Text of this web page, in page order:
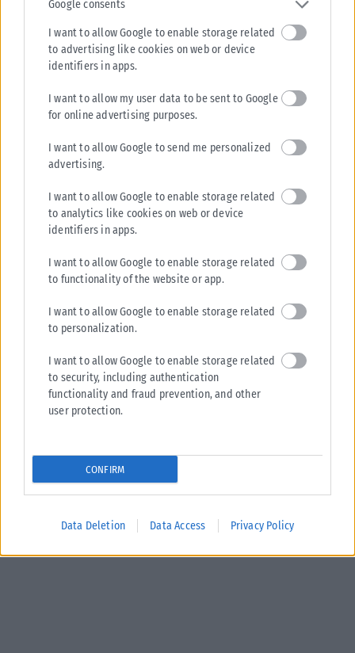
Google consents
I want to allow Google to enable storage related
to advertising like cookies on web or device
identifiers in apps.
I want to allow my user data to be sent to Google
for online advertising purposes.
I want to allow Google to send me personalized
advertising.
I want to allow Google to enable storage related
to analytics like cookies on web or device
identifiers in apps.
I want to allow Google to enable storage related
to functionality of the website or app.
I want to allow Google to enable storage related
to personalization.
I want to allow Google to enable storage related
to security, including authentication
functionality and fraud prevention, and other
user protection.
CONFIRM
Data Deletion Data Access Privacy Policy